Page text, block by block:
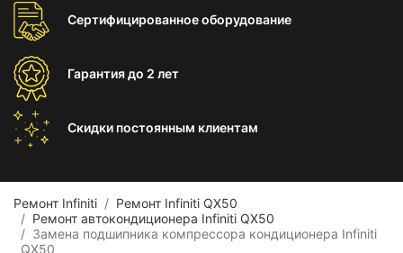
Сертифицированноеоборудование
Гарантиядо 2 лет
Скидки постоянным клиентам
Ремонт Infiniti
Ремонт Infiniti QX50
Ремонт автокондиционера Infiniti QX50
Замена подшипника компрессора кондиционера Infiniti
QX50